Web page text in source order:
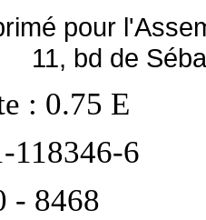
pour
11, bd de
: 0.75 E
118346-6
- 8468